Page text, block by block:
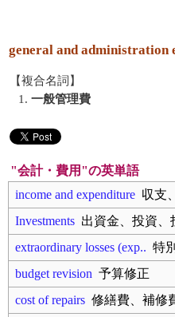
general and administration
【複合名詞】
1. 一般管理費
"会計・費用"の英単語
income and expenditure 収支
Investments 出資金、投資、
extraordinary losses (exp.. 特
budget revision 予算修正
cost of repairs 修繕費、補修